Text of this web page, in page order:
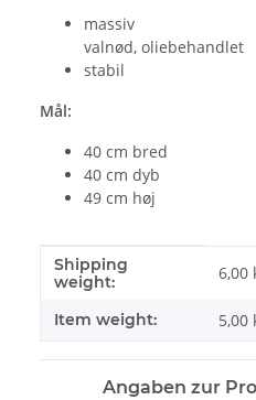
massiv
valnød, oliebehandlet
stabil
Mål:
40 cm bred
40 cm dyb
49 cm høj
Shipping
weight:
6,00
Item weight: 5,00
Angaben zur